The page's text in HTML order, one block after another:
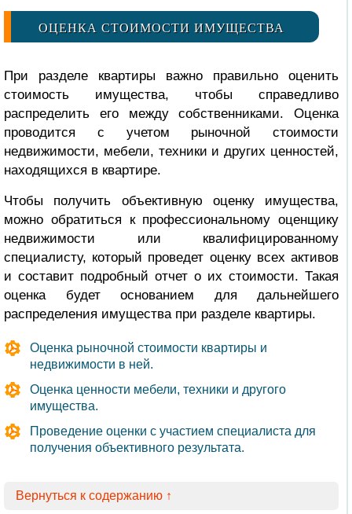
ОЦЕНКА СТОИМОСТИ ИМУЩЕСТВА
При разделе квартиры важно правильно оценить
стоимость имущества, чтобы справедливо
распределить его между собственниками. Оценка
проводится с учетом рыночной стоимости
недвижимости, мебели, техники и других ценностей,
находящихся в квартире.
Чтобы получить объективную оценку имущества,
можно обратиться к профессиональному оценщику
недвижимости или квалифицированному
специалисту, который проведет оценку всех активов
и составит подробный отчет о их стоимости. Такая
оценка будет основанием для дальнейшего
распределения имущества при разделе квартиры.
Оценка рыночной стоимости квартиры и
недвижимости в ней.
Оценка ценности мебели, техники и другого
имущества.
Проведение оценки с участием специалиста для
получения объективного результата.
Вернуться к содержанию ↑